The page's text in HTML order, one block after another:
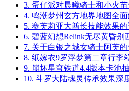
3. 蛋仔派对晨曦骑士和小火
4. 鸣潮梦州玄方地界地图全
5. 赛芙莉亚大酋长技能效果的
6. 碧蓝幻想Relink无尽黄昏别
7. 关于白银之城女骑士阿芙
8. 纸嫁衣9罗浮梦第二章行李
9. 崩坏星穹铁道4.4版本卡池
10. 斗罗大陆魂灵传承效果深